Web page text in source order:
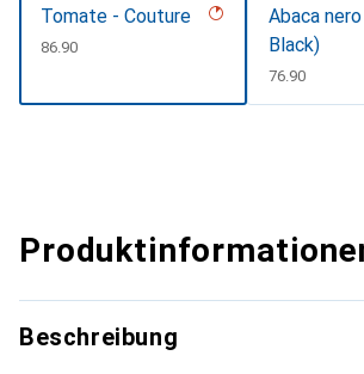
Tomate - Couture
CHF
86.90
Abaca
Black)
CHF
76.90
Beschreibung